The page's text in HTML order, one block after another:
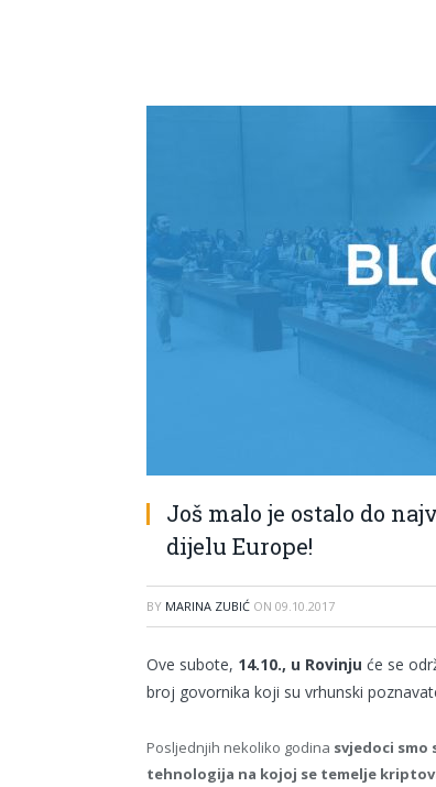
Još malo je ostalo do
dijelu Europe!
BY MARINA ZUBIĆ ON 09.10.2017
Ove subote, 14.10., u Rovinju će se
broj govornika koji su vrhunski
Posljednjih nekoliko godina svjedoci smo
tehnologija na kojoj se temelje